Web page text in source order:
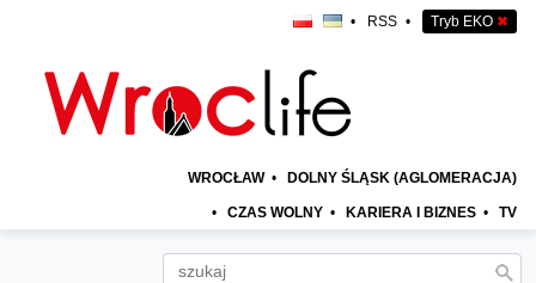
• RSS • Tryb EKO ✖
WROCŁAW • DOLNY ŚLĄSK (AGLOMERACJA)
• CZAS WOLNY • KARIERA I BIZNES • TV